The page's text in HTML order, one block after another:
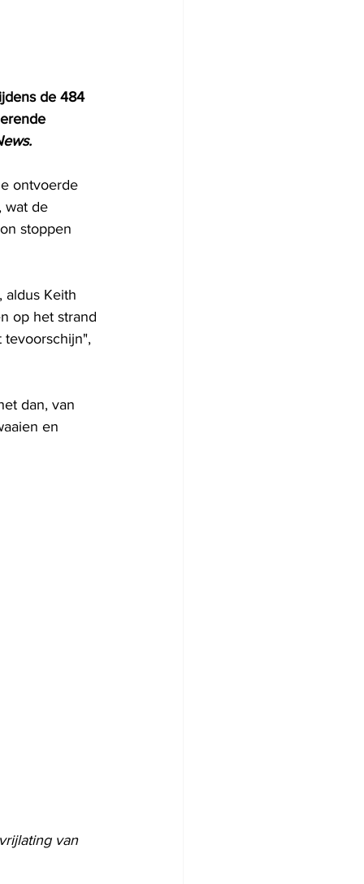
de 484
ontvoerde
wat de
stoppen
aldus Keith
op het strand
tevoorschijn",
dan, van
en
van